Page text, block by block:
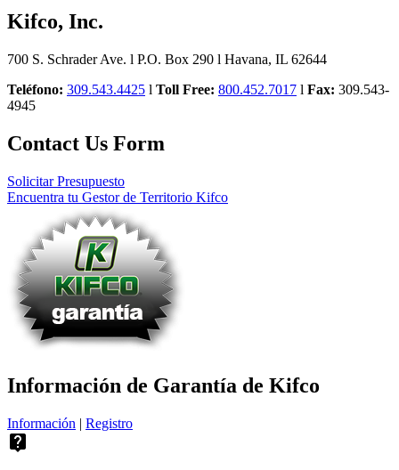
Kifco, Inc.
700 S. Schrader Ave. l P.O. Box 290 l Havana, IL 62644
Teléfono: 309.543.4425 l Toll Free: 800.452.7017 l Fax: 309.543-
4945
Contact Us Form
Solicitar Presupuesto
Encuentra tu Gestor de Territorio Kifco
Información de Garantía de Kifco
Información | Registro
live_help